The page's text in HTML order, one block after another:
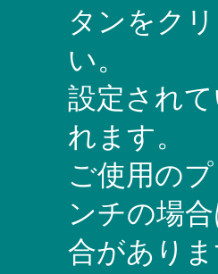
タンをク
い。
設定され
れます。
ご使用の
ンチの場
合があり